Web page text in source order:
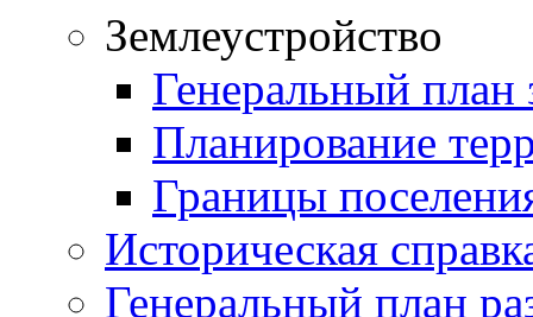
Землеустройство
Генеральный план
Планирование
Границы
Историческая
Генеральный план